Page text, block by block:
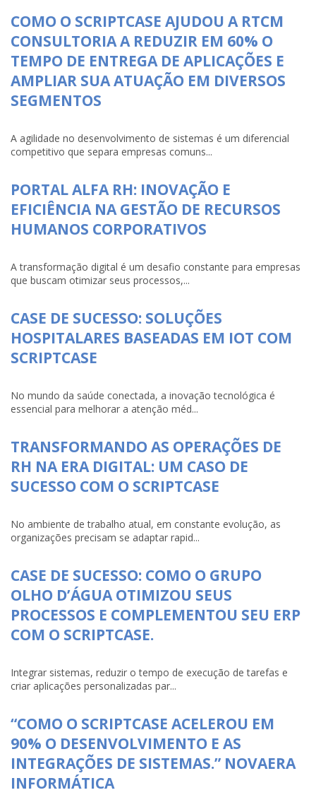
COMO O SCRIPTCASE AJUDOU A RTCM
CONSULTORIA A REDUZIR EM 60% O
TEMPO DE ENTREGA DE APLICAÇÕES E
AMPLIAR SUA ATUAÇÃO EM DIVERSOS
SEGMENTOS
A agilidade no desenvolvimento de sistemas é um diferencial
competitivo que separa empresas comuns...
PORTAL ALFA RH: INOVAÇÃO E
EFICIÊNCIA NA GESTÃO DE RECURSOS
HUMANOS CORPORATIVOS
A transformação digital é um desafio constante para empresas
que buscam otimizar seus processos,...
CASE DE SUCESSO: SOLUÇÕES
HOSPITALARES BASEADAS EM IOT COM
SCRIPTCASE
No mundo da saúde conectada, a inovação tecnológica é
essencial para melhorar a atenção méd...
TRANSFORMANDO AS OPERAÇÕES DE
RH NA ERA DIGITAL: UM CASO DE
SUCESSO COM O SCRIPTCASE
No ambiente de trabalho atual, em constante evolução, as
organizações precisam se adaptar rapid...
CASE DE SUCESSO: COMO O GRUPO
OLHO D’ÁGUA OTIMIZOU SEUS
PROCESSOS E COMPLEMENTOU SEU ERP
COM O SCRIPTCASE.
Integrar sistemas, reduzir o tempo de execução de tarefas e
criar aplicações personalizadas par...
“COMO O SCRIPTCASE ACELEROU EM
90% O DESENVOLVIMENTO E AS
INTEGRAÇÕES DE SISTEMAS.” NOVAERA
INFORMÁTICA